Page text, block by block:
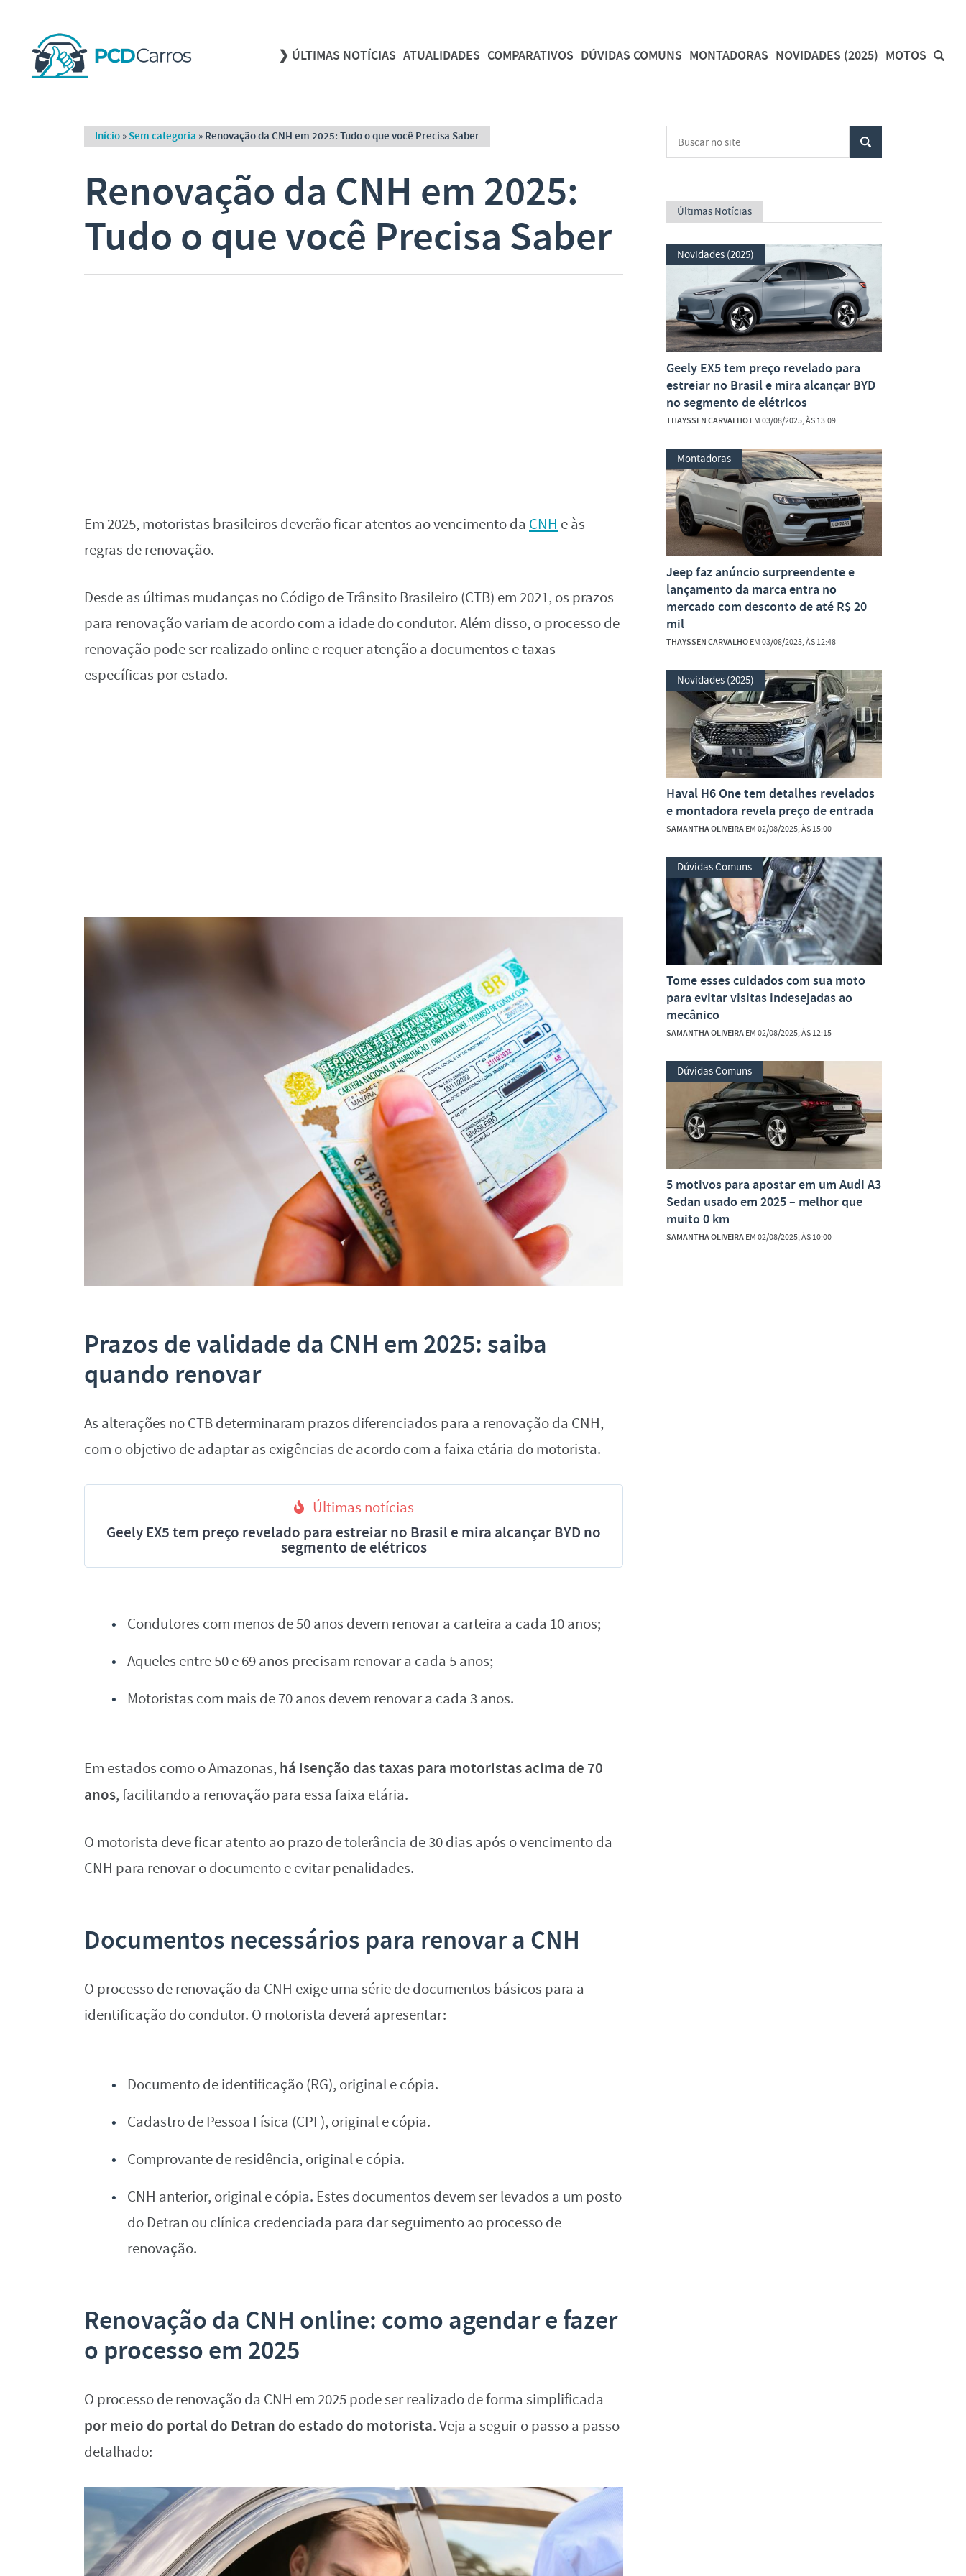
❯ ÚLTIMAS NOTÍCIAS ATUALIDADES COMPARATIVOS DÚVIDAS COMUNS MONTADORAS NOVIDADES (2025) MOTOS
Início » Sem categoria » Renovação da CNH em 2025: Tudo o que você Precisa Saber
Renovação da CNH em 2025:
Tudo o que você Precisa Saber
Em 2025, motoristas brasileiros deverão ficar atentos ao vencimento da CNH e às
regras de renovação.
Desde as últimas mudanças no Código de Trânsito Brasileiro (CTB) em 2021, os prazos
para renovação variam de acordo com a idade do condutor. Além disso, o processo de
renovação pode ser realizado online e requer atenção a documentos e taxas
específicas por estado.
Prazos de validade da CNH em 2025: saiba
quando renovar
As alterações no CTB determinaram prazos diferenciados para a renovação da CNH,
com o objetivo de adaptar as exigências de acordo com a faixa etária do motorista.
Últimas notícias
Geely EX5 tem preço revelado para estreiar no Brasil e mira alcançar BYD no
segmento de elétricos
Condutores com menos de 50 anos devem renovar a carteira a cada 10 anos;
Aqueles entre 50 e 69 anos precisam renovar a cada 5 anos;
Motoristas com mais de 70 anos devem renovar a cada 3 anos.
Em estados como o Amazonas, há isenção das taxas para motoristas acima de 70
anos, facilitando a renovação para essa faixa etária.
O motorista deve ficar atento ao prazo de tolerância de 30 dias após o vencimento da
CNH para renovar o documento e evitar penalidades.
Documentos necessários para renovar a CNH
O processo de renovação da CNH exige uma série de documentos básicos para a
identificação do condutor. O motorista deverá apresentar:
Documento de identificação (RG), original e cópia.
Cadastro de Pessoa Física (CPF), original e cópia.
Comprovante de residência, original e cópia.
CNH anterior, original e cópia. Estes documentos devem ser levados a um posto
do Detran ou clínica credenciada para dar seguimento ao processo de
renovação.
Renovação da CNH online: como agendar e fazer
o processo em 2025
O processo de renovação da CNH em 2025 pode ser realizado de forma simplificada
por meio do portal do Detran do estado do motorista. Veja a seguir o passo a passo
detalhado:
Últimas Notícias
Novidades (2025)
Geely EX5 tem preço revelado para
estreiar no Brasil e mira alcançar BYD
no segmento de elétricos
THAYSSEN CARVALHOEM 03/08/2025, ÀS 13:09
Montadoras
Jeep faz anúncio surpreendente e
lançamento da marca entra no
mercado com desconto de até R$ 20
mil
THAYSSEN CARVALHOEM 03/08/2025, ÀS 12:48
Novidades (2025)
Haval H6 One tem detalhes revelados
e montadora revela preço de entrada
SAMANTHA OLIVEIRAEM 02/08/2025, ÀS 15:00
Dúvidas Comuns
Tome esses cuidados com sua moto
para evitar visitas indesejadas ao
mecânico
SAMANTHA OLIVEIRAEM 02/08/2025, ÀS 12:15
Dúvidas Comuns
5 motivos para apostar em um Audi A3
Sedan usado em 2025 – melhor que
muito 0 km
SAMANTHA OLIVEIRAEM 02/08/2025, ÀS 10:00